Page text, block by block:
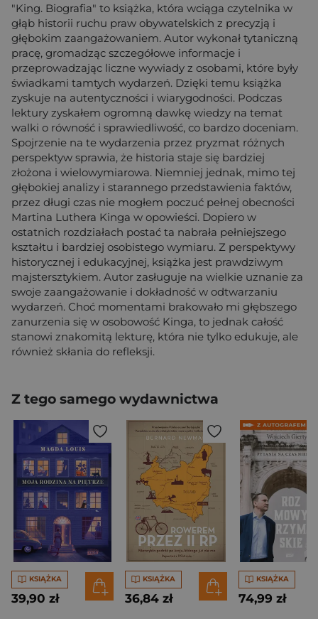
"King. Biografia" to książka, która wciąga czytelnika w
głąb historii ruchu praw obywatelskich z precyzją i
głębokim zaangażowaniem. Autor wykonał tytaniczną
pracę, gromadząc szczegółowe informacje i
przeprowadzając liczne wywiady z osobami, które były
świadkami tamtych wydarzeń. Dzięki temu książka
zyskuje na autentyczności i wiarygodności. Podczas
lektury zyskałem ogromną dawkę wiedzy na temat
walki o równość i sprawiedliwość, co bardzo doceniam.
Spojrzenie na te wydarzenia przez pryzmat różnych
perspektyw sprawia, że historia staje się bardziej
złożona i wielowymiarowa. Niemniej jednak, mimo tej
głębokiej analizy i starannego przedstawienia faktów,
przez długi czas nie mogłem poczuć pełnej obecności
Martina Luthera Kinga w opowieści. Dopiero w
ostatnich rozdziałach postać ta nabrała pełniejszego
kształtu i bardziej osobistego wymiaru. Z perspektywy
historycznej i edukacyjnej, książka jest prawdziwym
majstersztykiem. Autor zasługuje na wielkie uznanie za
swoje zaangażowanie i dokładność w odtwarzaniu
wydarzeń. Choć momentami brakowało mi głębszego
zanurzenia się w osobowość Kinga, to jednak całość
stanowi znakomitą lekturę, która nie tylko edukuje, ale
również skłania do refleksji.
Z tego samego wydawnictwa
KSIĄŻKA
39,90 zł
KSIĄŻKA
36,84 zł
KSIĄŻKA
74,99 zł